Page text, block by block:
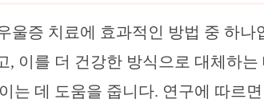
울증 치료에 효과적인 방법 중 하나
, 이를 더 건강한 방식으로 대체하
는 데 도움을 줍니다. 연구에 따르